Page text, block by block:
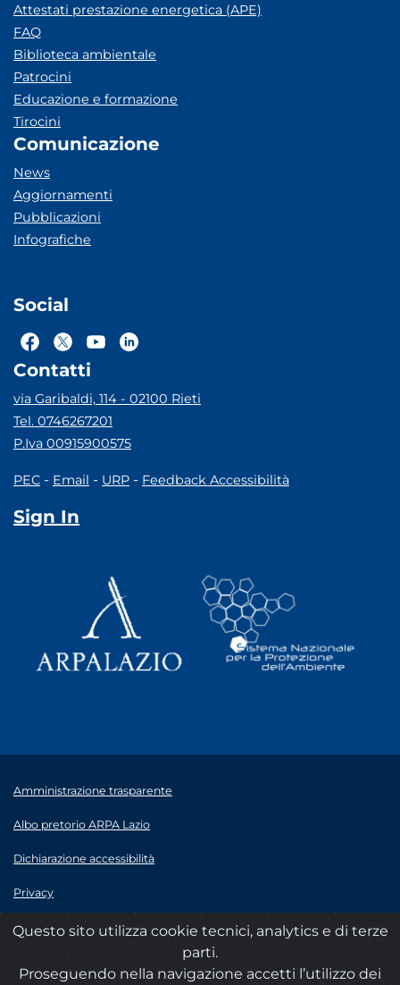
Attestati prestazione energetica (APE)
FAQ
Biblioteca ambientale
Patrocini
Educazione e formazione
Tirocini
Comunicazione
News
Aggiornamenti
Pubblicazioni
Infografiche
Social
Contatti
via Garibaldi, 114 - 02100 Rieti
Tel. 0746267201
P.Iva 00915900575
PEC - Email - URP - Feedback Accessibilità
Sign In
Amministrazione trasparente
Albo pretorio ARPA Lazio
Dichiarazione accessibilità
Privacy
Note legali
© 2020 ARPA Lazio - P.Iva 00915900575
Questo sito utilizza cookie tecnici, analytics e di terze
parti.
Proseguendo nella navigazione accetti l’utilizzo dei